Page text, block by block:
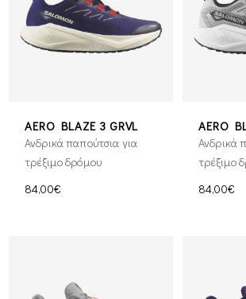
AERO BLAZE 3 GRVL
Ανδρικά παπούτσια για
τρέξιμο δρόμου
84,00€
AERO
Ανδρικά
τρέξιμο
84,00€